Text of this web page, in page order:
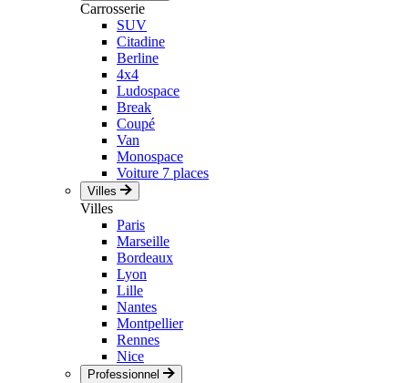
Carrosserie
SUV
Citadine
Berline
4x4
Ludospace
Break
Coupé
Van
Monospace
Voiture 7 places
Villes
Villes
Paris
Marseille
Bordeaux
Lyon
Lille
Nantes
Montpellier
Rennes
Nice
Professionnel